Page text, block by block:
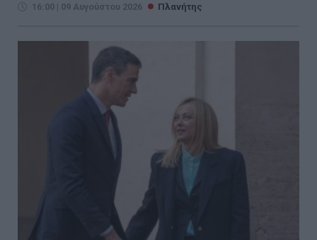
16:00 | 09 Αυγούστου 2026 Πλανήτης